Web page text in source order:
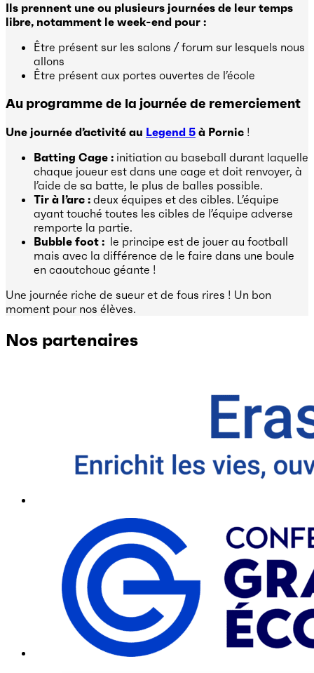
Ils prennent une ou plusieurs journées de leur temps
libre, notamment le week-end pour :
Être présent sur les salons / forum sur lesquels nous
allons
Être présent aux portes ouvertes de l’école
Au programme de la journée de remerciement
Une journée d’activité au Legend 5 à Pornic !
Batting Cage : initiation au baseball durant laquelle
chaque joueur est dans une cage et doit renvoyer, à
l’aide de sa batte, le plus de balles possible.
Tir à l’arc : deux équipes et des cibles. L’équipe
ayant touché toutes les cibles de l’équipe adverse
remporte la partie.
Bubble foot : le principe est de jouer au football
mais avec la différence de le faire dans une boule
en caoutchouc géante !
Une journée riche de sueur et de fous rires ! Un bon
moment pour nos élèves.
Nos partenaires